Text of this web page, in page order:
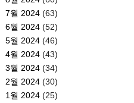
7월 2024(63)
6월 2024(52)
5월 2024(46)
4월 2024(43)
3월 2024(34)
2월 2024(30)
1월 2024(25)